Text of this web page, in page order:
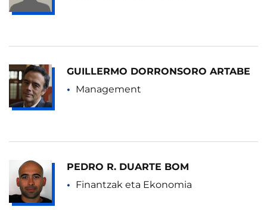
GUILLERMO DORRONSORO ARTABE
Management
PEDRO R. DUARTE BOM
Finantzak eta Ekonomia